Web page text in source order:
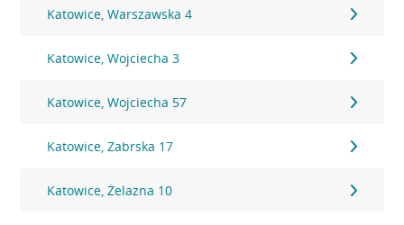
Katowice, Warszawska 4
Katowice, Wojciecha 3
Katowice, Wojciecha 57
Katowice, Zabrska 17
Katowice, Żelazna 10